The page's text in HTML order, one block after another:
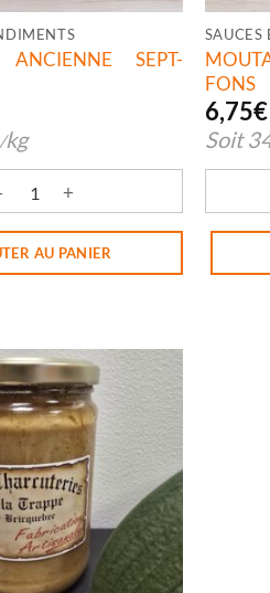
ANCIENNE SEPT-
/kg
ANCIENNE SEPT-FONS
AU PANIER
FONS
6,75€
Soit